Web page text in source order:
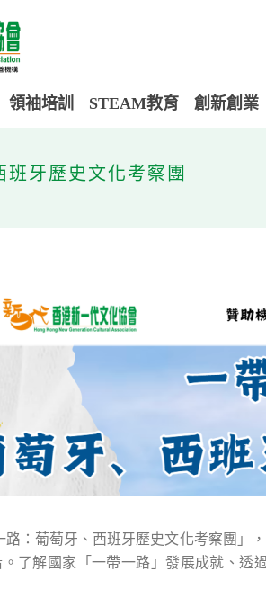
領袖培訓 STEAM教育 創新創業
牙歷史文化考察團
：葡萄牙、西班牙歷史文化考察團」
了解國家「一帶一路」發展成就、